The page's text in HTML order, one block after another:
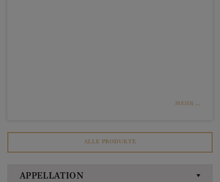
MEHR ...
ALLE PRODUKTE
APPELLATION